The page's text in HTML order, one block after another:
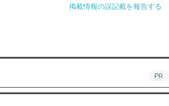
掲載情報の誤記載を報告する
PR